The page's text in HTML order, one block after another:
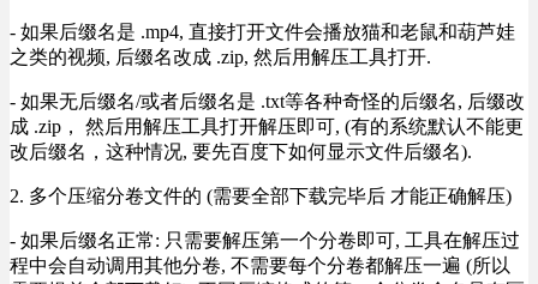
- 如果后缀名是 .mp4, 直接打开文件会播放猫和老鼠和葫芦娃
之类的视频, 后缀名改成 .zip, 然后用解压工具打开.
- 如果无后缀名/或者后缀名是 .txt等各种奇怪的后缀名, 后缀改
成 .zip， 然后用解压工具打开解压即可, (有的系统默认不能更
改后缀名，这种情况, 要先百度下如何显示文件后缀名).
2. 多个压缩分卷文件的 (需要全部下载完毕后 才能正确解压)
- 如果后缀名正常: 只需要解压第一个分卷即可, 工具在解压过
程中会自动调用其他分卷, 不需要每个分卷都解压一遍 (所以